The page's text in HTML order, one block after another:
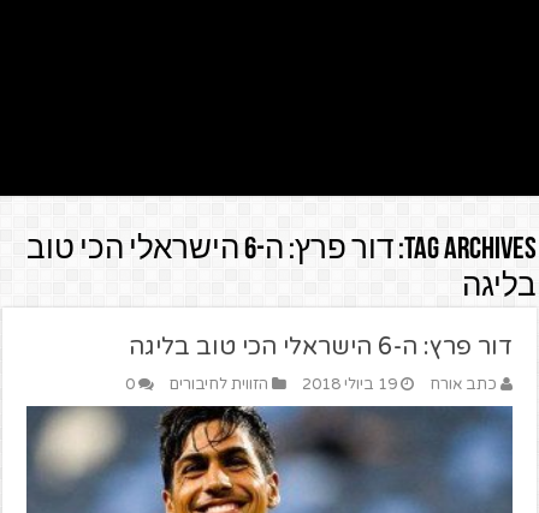
Tag Archives:
דור פרץ: ה-6 הישראלי הכי טוב
בליגה
דור פרץ: ה-6 הישראלי הכי טוב בליגה
כתב אורח 19 ביולי 2018 הזווית לחיבורים 0